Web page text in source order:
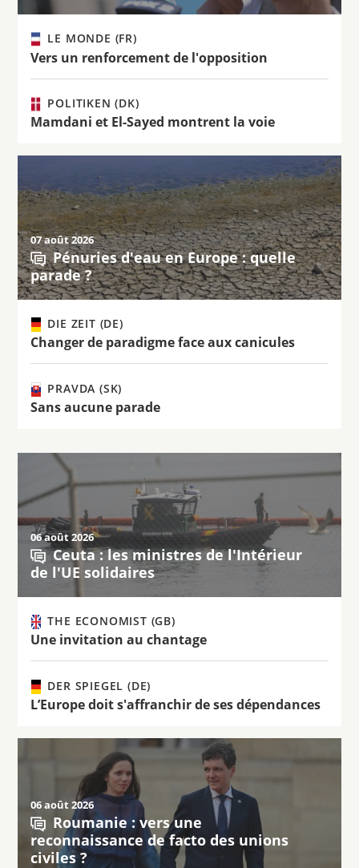
LE MONDE (FR)
Vers un renforcement de l'opposition
POLITIKEN (DK)
Mamdani et El-Sayed montrent la voie
07 août 2026
Pénuries d'eau en Europe : quelle
parade ?
DIE ZEIT (DE)
Changer de paradigme face aux canicules
PRAVDA (SK)
Sans aucune parade
06 août 2026
Ceuta : les ministres de l'Intérieur
de l'UE solidaires
THE ECONOMIST (GB)
Une invitation au chantage
DER SPIEGEL (DE)
L’Europe doit s'affranchir de ses dépendances
06 août 2026
Roumanie : vers une
reconnaissance de facto des unions
civiles ?